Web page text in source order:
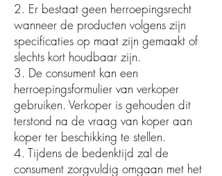
2. Er bestaat geen herroepingsrecht
wanneer de producten volgens zijn
specificaties op maat zijn gemaakt of
slechts kort houdbaar zijn.
3. De consument kan een
herroepingsformulier van verkoper
gebruiken. Verkoper is gehouden dit
terstond na de vraag van koper aan
koper ter beschikking te stellen.
4. Tijdens de bedenktijd zal de
consument zorgvuldig omgaan met het